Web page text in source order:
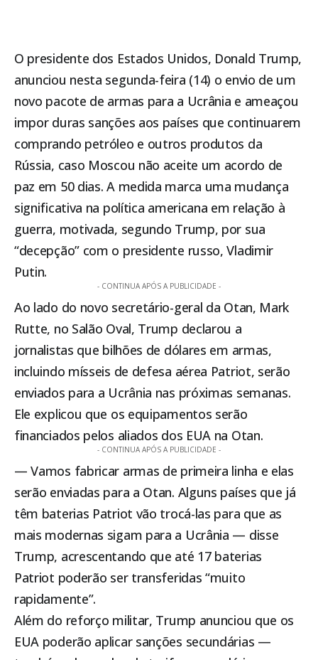
O presidente dos Estados Unidos, Donald Trump,
anunciou nesta segunda-feira (14) o envio de um
novo pacote de armas para a Ucrânia e ameaçou
impor duras sanções aos países que continuarem
comprando petróleo e outros produtos da
Rússia, caso Moscou não aceite um acordo de
paz em 50 dias. A medida marca uma mudança
significativa na política americana em relação à
guerra, motivada, segundo Trump, por sua
“decepção” com o presidente russo, Vladimir
Putin.
- CONTINUA APÓS A PUBLICIDADE -
Ao lado do novo secretário-geral da Otan, Mark
Rutte, no Salão Oval, Trump declarou a
jornalistas que bilhões de dólares em armas,
incluindo mísseis de defesa aérea Patriot, serão
enviados para a Ucrânia nas próximas semanas.
Ele explicou que os equipamentos serão
financiados pelos aliados dos EUA na Otan.
- CONTINUA APÓS A PUBLICIDADE -
— Vamos fabricar armas de primeira linha e elas
serão enviadas para a Otan. Alguns países que já
têm baterias Patriot vão trocá-las para que as
mais modernas sigam para a Ucrânia — disse
Trump, acrescentando que até 17 baterias
Patriot poderão ser transferidas “muito
rapidamente”.
Além do reforço militar, Trump anunciou que os
EUA poderão aplicar sanções secundárias —